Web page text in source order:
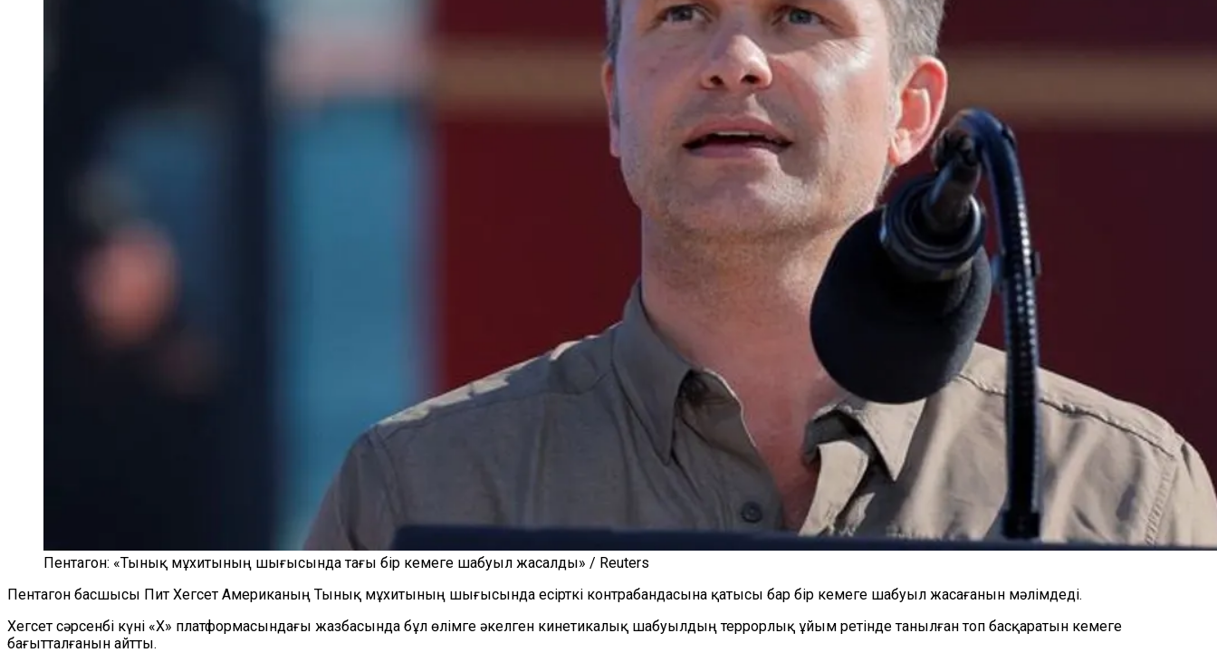
Пентагон: «Тынық мұхитының шығысында тағы бір кемеге шабуыл жасалды» / Reuters
Пентагон басшысы Пит Хегсет Американың Тынық мұхитының шығысында есірткі контрабандасына қатысы бар бір кемеге шабуыл жасағанын мәлімдеді.
Хегсет сәрсенбі күні «X» платформасындағы жазбасында бұл өлімге әкелген кинетикалық шабуылдың террорлық ұйым ретінде танылған топ басқаратын кемеге
бағытталғанын айтты.